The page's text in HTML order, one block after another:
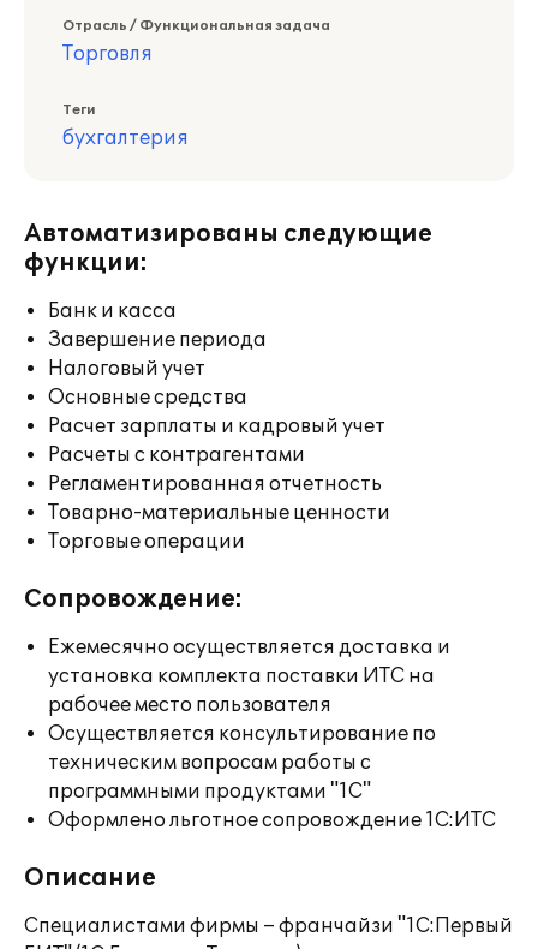
Отрасль / Функциональная задача
Торговля
Теги
бухгалтерия
Автоматизированы следующие
функции:
Банк и касса
Завершение периода
Налоговый учет
Основные средства
Расчет зарплаты и кадровый учет
Расчеты с контрагентами
Регламентированная отчетность
Товарно-материальные ценности
Торговые операции
Сопровождение:
Ежемесячно осуществляется доставка и
установка комплекта поставки ИТС на
рабочее место пользователя
Осуществляется консультирование по
техническим вопросам работы с
программными продуктами "1С"
Оформлено льготное сопровождение 1С:ИТС
Описание
Специалистами фирмы – франчайзи "1С:Первый